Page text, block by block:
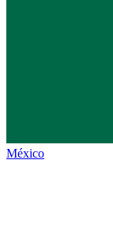
México